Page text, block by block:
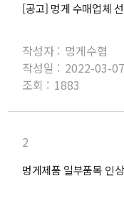
[공고] 멍게 수매업체
작성자 : 멍게수협
작성일 : 2022-03-07
조회 : 1883
2
멍게제품 일부품목 인